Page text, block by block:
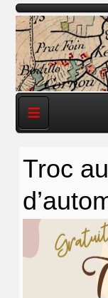
≡
Troc